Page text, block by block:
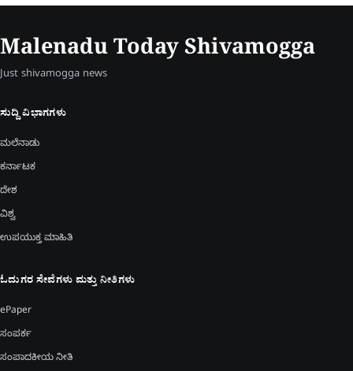
Malenadu Today Shivamogga
Just shivamogga news
ಸುದ್ದಿ ವಿಭಾಗಗಳು
ಮಲೆನಾಡು
ಕರ್ನಾಟಕ
ದೇಶ
ವಿಶ್ವ
ಉಪಯುಕ್ತ ಮಾಹಿತಿ
ಓದುಗರ ಸೇವೆಗಳು ಮತ್ತು ನೀತಿಗಳು
ePaper
ಸಂಪರ್ಕ
ಸಂಪಾದಕೀಯ ನೀತಿ